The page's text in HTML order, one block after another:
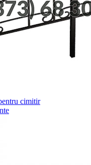
cimitir